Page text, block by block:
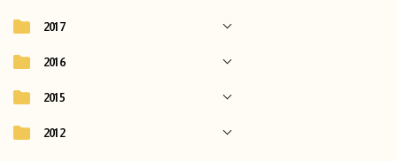
2017
2016
2015
2012